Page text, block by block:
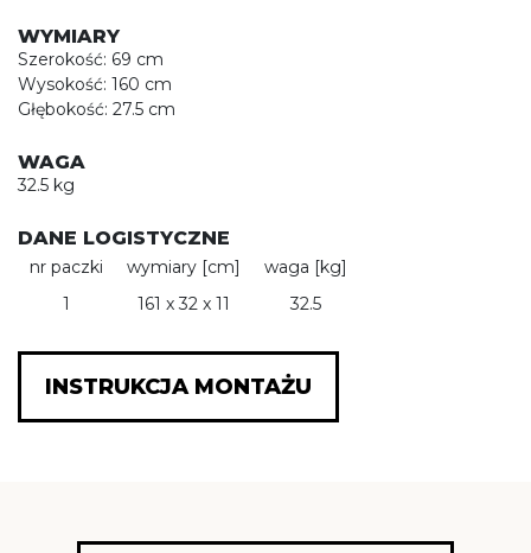
WYMIARY
Szerokość: 69 cm
Wysokość: 160 cm
Głębokość: 27.5 cm
WAGA
32.5 kg
DANE LOGISTYCZNE
nr paczki wymiary [cm]
waga [kg]
1
161 x 32 x 11 32.5
INSTRUKCJA MONTAŻU